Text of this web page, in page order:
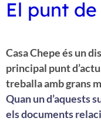
El punt
Casa Chepe és un
principal punt
treballa amb grans
Quan un d’aquests
els documents